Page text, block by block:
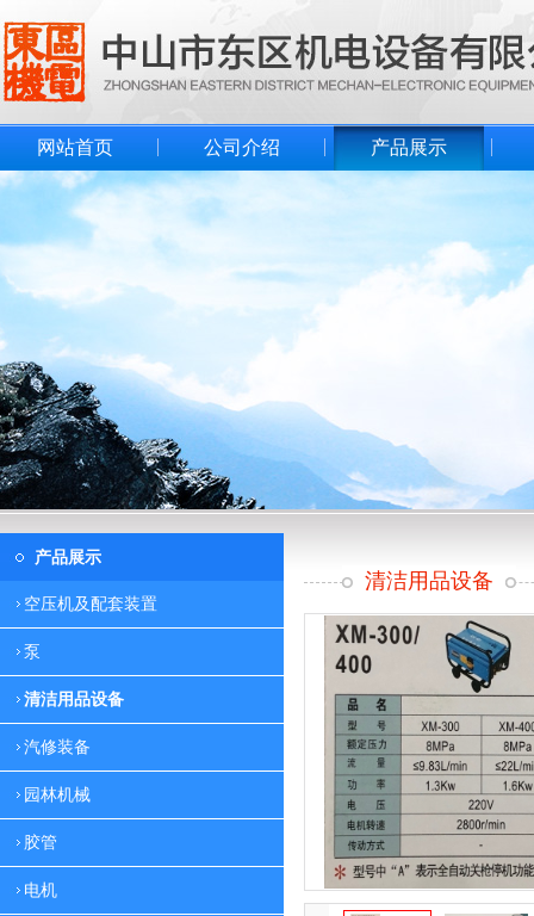
网站首页 公司介绍 产品展示
产品展示
空压机及配套装置
泵
清洁用品设备
汽修装备
园林机械
胶管
电机
清洁用品设备